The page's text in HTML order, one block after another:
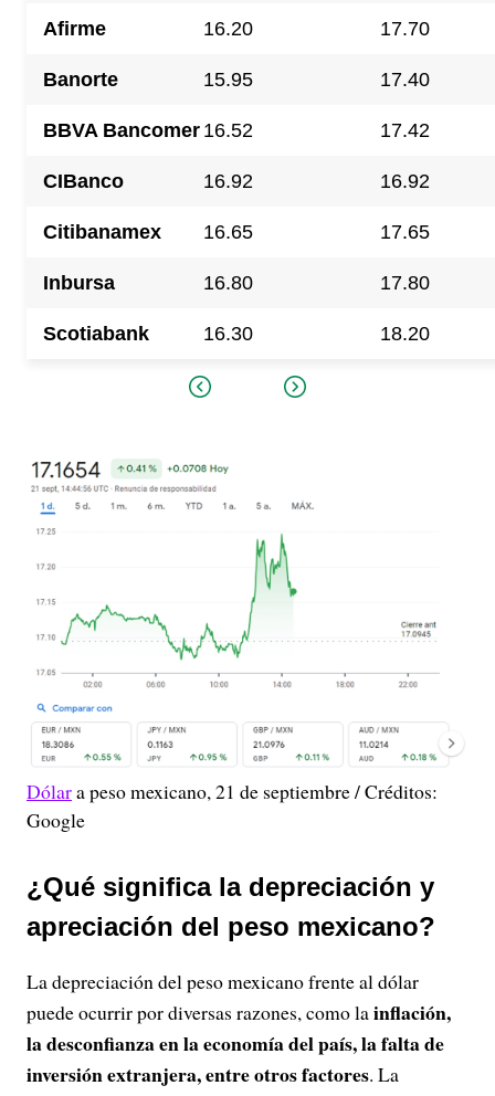
Afirme 16.20 17.70
Banorte 15.95 17.40
BBVA Bancomer 16.52 17.42
CIBanco 16.92 16.92
Citibanamex 16.65 17.65
Inbursa 16.80 17.80
Scotiabank 16.30 18.20
Dólara peso mexicano, 21 de septiembre / Créditos:
Google
¿Qué significa la depreciación y
apreciación del peso mexicano?
La depreciación del peso mexicano frente al dólar
puede ocurrir por diversas razones, como lainflación,
la desconfianza en la economía del país, la falta de
inversión extranjera, entre otros factores. La